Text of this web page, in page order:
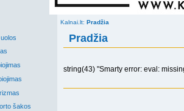
Kalnai.lt:Pradžia
šakos
Pradžia
string(43) "Smarty error: eval: